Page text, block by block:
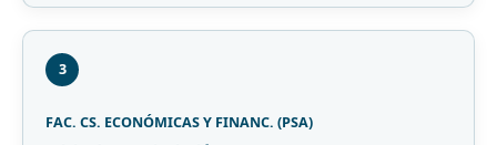
3
FAC. CS. ECONÓMICAS Y FINANC. (PSA)